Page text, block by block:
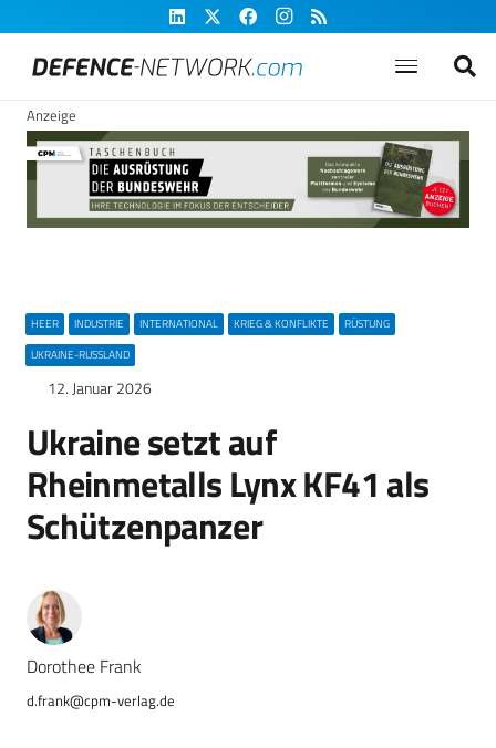
Anzeige
HEER INDUSTRIE INTERNATIONAL KRIEG & KONFLIKTE
RÜSTUNG
UKRAINE-RUSSLAND
12. Januar 2026
Ukraine setzt auf
Rheinmetalls Lynx KF41 als
Schützenpanzer
Dorothee Frank
d.frank@cpm-verlag.de